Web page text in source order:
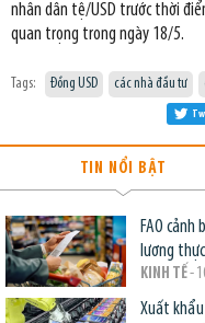
nhân dân tệ/USD trước thời
quan trọng trong ngày 18/5.
Tags: Đồng USD các nhà đầu tư
TIN NỔI BẬT
FAO
lương thực
KINH TẾ-
Xuất